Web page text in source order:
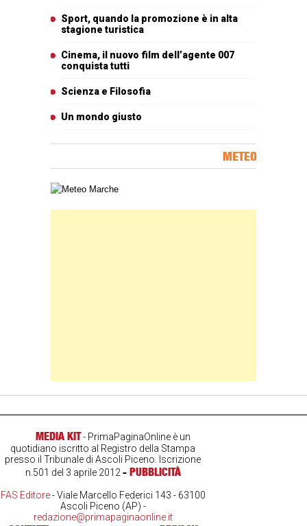
Sport, quando la promozione è in alta
stagione turistica
Cinema, il nuovo film dell’agente 007
conquista tutti
Scienza e Filosofia
Un mondo giusto
METEO
Carta meteorologica delle Marche
MEDIA KIT- PrimaPaginaOnline è un
quotidiano iscritto al Registro della Stampa
presso il Tribunale di Ascoli Piceno. Iscrizione
n.501 del 3 aprile 2012- PUBBLICITÀ
FAS Editore- Viale Marcello Federici 143 - 63100
Ascoli Piceno (AP) -
redazione@primapaginaonline.it